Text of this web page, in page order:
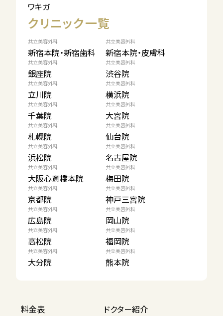
ワキガ
クリニック一覧
共立美容外科
新宿本院・新宿歯科
共立美容外科
新宿本院・皮膚科
共立美容外科
銀座院
共立美容外科
渋谷院
共立美容外科
立川院
共立美容外科
横浜院
共立美容外科
千葉院
共立美容外科
大宮院
共立美容外科
札幌院
共立美容外科
仙台院
共立美容外科
浜松院
共立美容外科
名古屋院
共立美容外科
大阪心斎橋本院
共立美容外科
梅田院
共立美容外科
京都院
共立美容外科
神戸三宮院
共立美容外科
広島院
共立美容外科
岡山院
共立美容外科
高松院
共立美容外科
福岡院
共立美容外科
大分院
共立美容外科
熊本院
料金表
ドクター紹介